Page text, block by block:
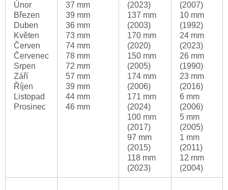
Únor
Březen
Duben
Květen
Červen
Červenec
Srpen
Září
Říjen
Listopad
Prosinec
37 mm
39 mm
36 mm
73 mm
74 mm
78 mm
72 mm
57 mm
39 mm
44 mm
46 mm
(2023)
137 mm
(2003)
170 mm
(2020)
150 mm
(2005)
174 mm
(2006)
171 mm
(2024)
100 mm
(2017)
97 mm
(2015)
118 mm
(2023)
(2007)
10 mm
(1992)
24 mm
(2023)
26 mm
(1990)
23 mm
(2016)
6 mm
(2006)
5 mm
(2005)
1 mm
(2011)
12 mm
(2004)